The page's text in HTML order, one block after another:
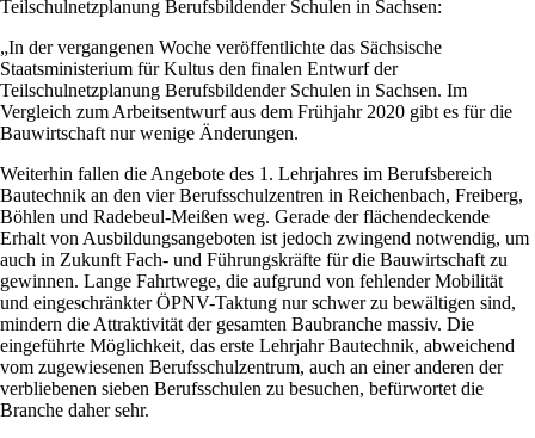
Teilschulnetzplanung Berufsbildender Schulen in Sachsen:
„In der vergangenen Woche veröffentlichte das Sächsische
Staatsministerium für Kultus den finalen Entwurf der
Teilschulnetzplanung Berufsbildender Schulen in Sachsen. Im
Vergleich zum Arbeitsentwurf aus dem Frühjahr 2020 gibt es für die
Bauwirtschaft nur wenige Änderungen.
Weiterhin fallen die Angebote des 1. Lehrjahres im Berufsbereich
Bautechnik an den vier Berufsschulzentren in Reichenbach, Freiberg,
Böhlen und Radebeul-Meißen weg. Gerade der flächendeckende
Erhalt von Ausbildungsangeboten ist jedoch zwingend notwendig, um
auch in Zukunft Fach- und Führungskräfte für die Bauwirtschaft zu
gewinnen. Lange Fahrtwege, die aufgrund von fehlender Mobilität
und eingeschränkter ÖPNV-Taktung nur schwer zu bewältigen sind,
mindern die Attraktivität der gesamten Baubranche massiv. Die
eingeführte Möglichkeit, das erste Lehrjahr Bautechnik, abweichend
vom zugewiesenen Berufsschulzentrum, auch an einer anderen der
verbliebenen sieben Berufsschulen zu besuchen, befürwortet die
Branche daher sehr.